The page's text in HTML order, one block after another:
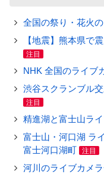
全国の祭り・花火
【地震】熊本県で
注目
NHK 全国のライブ
渋谷スクランブル
注目
精進湖と富士山ラ
富士山・河口湖 ラ
富士河口湖町
注目
河川のライブカメ